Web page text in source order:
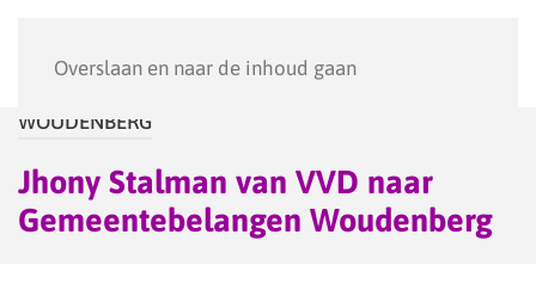
Overslaan en naar de inhoud gaan
WOUDENBERG
Jhony Stalman van VVD naar
Gemeentebelangen Woudenberg